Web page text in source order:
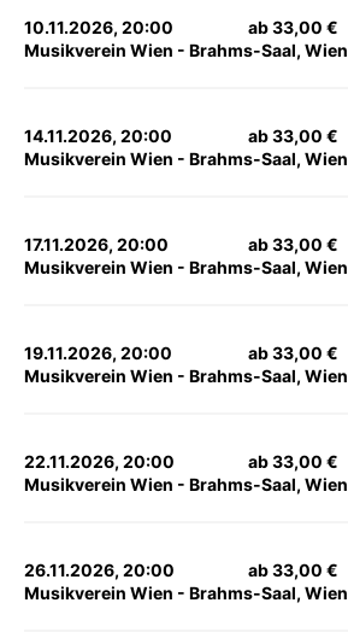
10.11.2026, 20:00
Musikverein Wien - Brahms-Saal, Wien
ab 33,00 €
14.11.2026, 20:00
Musikverein Wien - Brahms-Saal, Wien
ab 33,00 €
17.11.2026, 20:00
Musikverein Wien - Brahms-Saal, Wien
ab 33,00 €
19.11.2026, 20:00
Musikverein Wien - Brahms-Saal, Wien
ab 33,00 €
22.11.2026, 20:00
Musikverein Wien - Brahms-Saal, Wien
ab 33,00 €
26.11.2026, 20:00
Musikverein Wien - Brahms-Saal, Wien
ab 33,00 €